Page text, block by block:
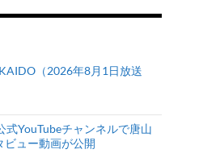
（2026年8月1日放送
式YouTubeチャンネルで唐山
ビュー動画が公開